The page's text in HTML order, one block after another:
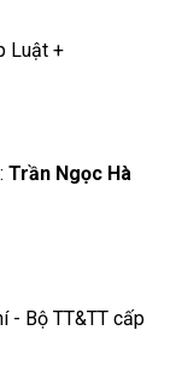
Luật +
Trần Ngọc Hà
- Bộ TT&TT cấp